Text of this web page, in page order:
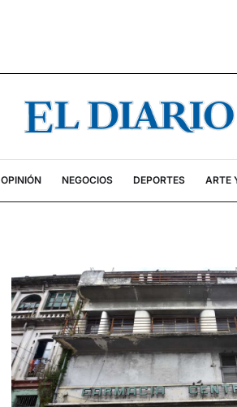
OPINIÓN NEGOCIOS DEPORTES ARTE